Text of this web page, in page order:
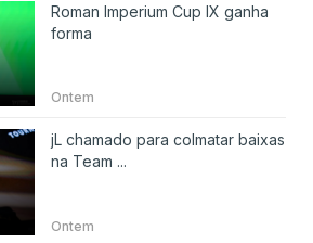
Roman Imperium Cup IX ganha
forma
Ontem
jL chamado para colmatar baixas
na Team ...
Ontem